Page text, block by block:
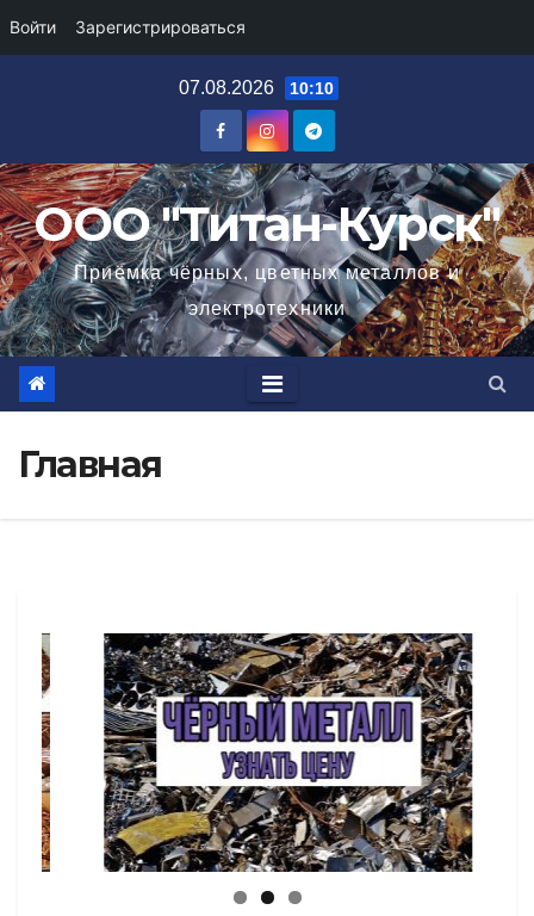
Войти Зарегистрироваться
07.08.2026 10:10
ООО "Титан-Курск"
Приёмка чёрных, цветных металлов и
электротехники
Главная